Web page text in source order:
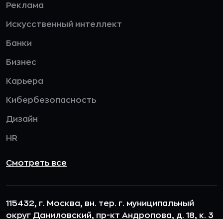
Реклама
Искусственный интеллект
Банки
Бизнес
Карьера
Кибербезопасность
Дизайн
HR
Смотреть все
115432, г. Москва, вн. тер. г. муниципальный
округ Даниловский, пр-кт Андропова, д. 18, к. 3